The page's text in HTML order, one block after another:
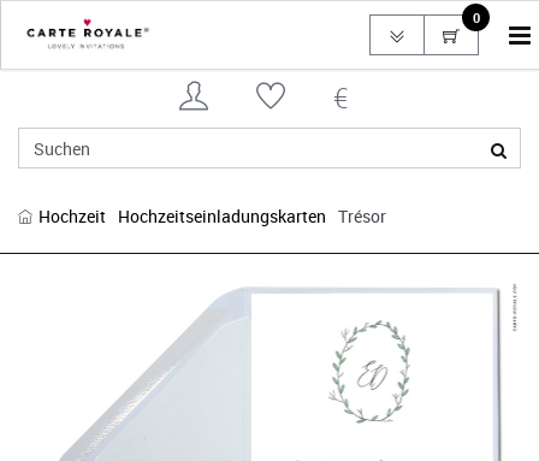
0
Hochzeit Hochzeitseinladungskarten Trésor